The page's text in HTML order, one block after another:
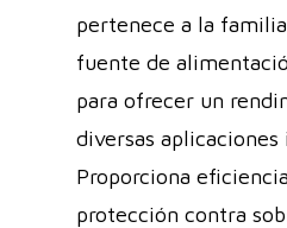
pertenece a la
fuente de
para ofrecer un
diversas aplicaciones
Proporciona
protección contra